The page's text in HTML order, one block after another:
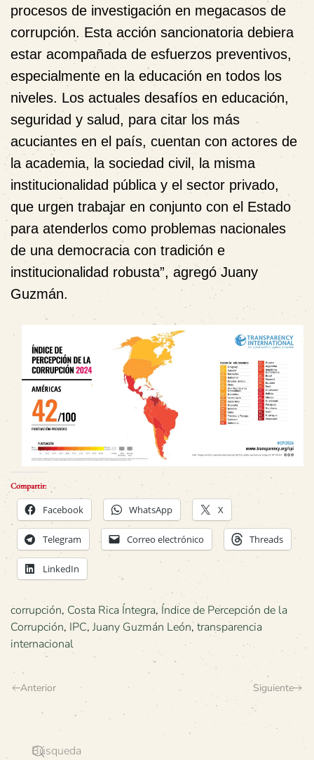
procesos de investigación en megacasos de
corrupción. Esta acción sancionatoria debiera
estar acompañada de esfuerzos preventivos,
especialmente en la educación en todos los
niveles. Los actuales desafíos en educación,
seguridad y salud, para citar los más
acuciantes en el país, cuentan con actores de
la academia, la sociedad civil, la misma
institucionalidad pública y el sector privado,
que urgen trabajar en conjunto con el Estado
para atenderlos como problemas nacionales
de una democracia con tradición e
institucionalidad robusta”, agregó Juany
Guzmán.
Compartir:
Facebook WhatsApp X
Telegram Correo electrónico Threads
LinkedIn
corrupción, Costa Rica Íntegra, Índice de Percepción de la
Corrupción, IPC, Juany Guzmán León, transparencia
internacional
Anterior Siguiente